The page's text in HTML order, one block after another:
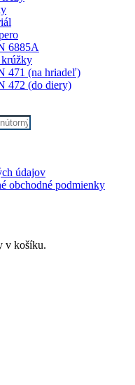
6885A
krúžky
471 (na hriadeľ)
472 (do diery)
údajov
obchodné podmienky
v košíku.